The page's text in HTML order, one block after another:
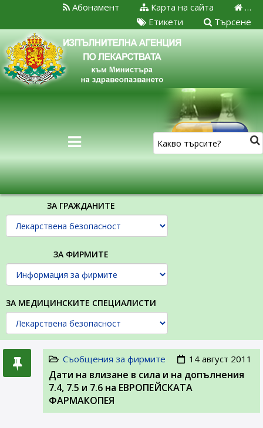
…
Карта на сайта
Абонамент
Търсене
Етикети
ЗА ГРАЖДАНИТЕ
ЗА ФИРМИТЕ
ЗА МЕДИЦИНСКИТЕ СПЕЦИАЛИСТИ
Съобщения за фирмите 14 август 2011
Дати на влизане в сила и на допълнения
7.4, 7.5 и 7.6 на ЕВРОПЕЙСКАТА
ФАРМАКОПЕЯ